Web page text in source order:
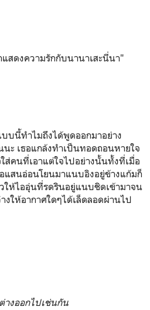
แสดงความรักกับนานาเสะนี่นา"
บบนี้ทำไมถึงได้พูดออกมาอย่าง
ะ เธอแกล้งทำเป็นทอดถอนหายใจ
ส่คนที่เอาแต่ใจไปอย่างนั้นทั้งที่เมื่อ
แสนอ่อนโยนมาแนบอิงอยู่ข้างแก้มก็
ให้ไออุ่นที่รดรินอยู่แนบชิดเข้ามาจน
งให้อากาศใดๆได้เล็ดลอดผ่านไป
างออกไปเช่นกัน